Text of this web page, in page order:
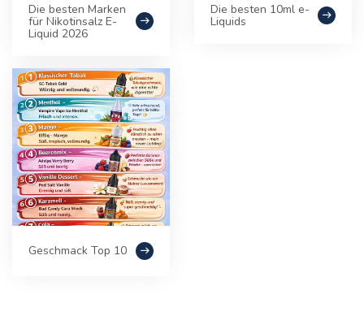
Die besten Marken
für Nikotinsalz E-
Liquid 2026
Die besten 10ml e-
Liquids
Geschmack Top 10